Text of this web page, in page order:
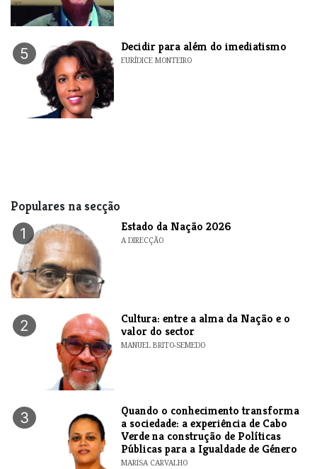
5 Decidir para além do imediatismo
EURÍDICE MONTEIRO
Populares na secção
1 Estado da Nação 2026
A DIRECÇÃO
2
Cultura: entre a alma da Nação e o
valor do sector
MANUEL BRITO-SEMEDO
3
Quando o conhecimento transforma
a sociedade: a experiência de Cabo
Verde na construção de Políticas
Públicas para a Igualdade de Género
MARISA CARVALHO